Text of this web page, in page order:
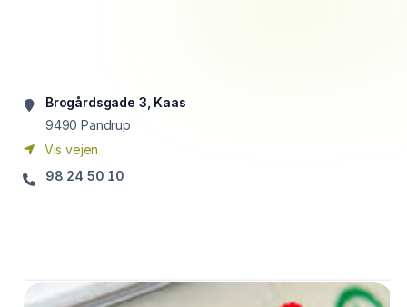
Brogårdsgade 3, Kaas
9490 Pandrup
Vis vejen
98 24 50 10